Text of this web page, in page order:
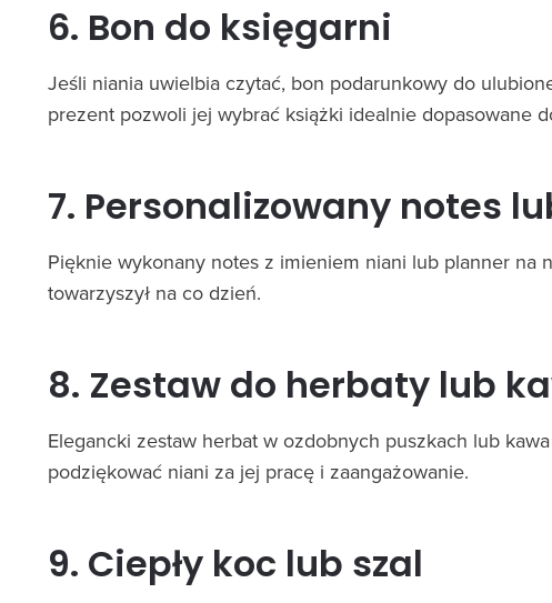
6. Bon do księgarni
Jeśli niania uwielbia czytać, bon podarunkowy do
prezent pozwoli jej wybrać książki idealnie dopasowane
7. Personalizowany notes
Pięknie wykonany notes z imieniem niani lub planner
towarzyszył na co dzień.
8. Zestaw do herbaty lub
Elegancki zestaw herbat w ozdobnych puszkach lub
podziękować niani za jej pracę i zaangażowanie.
9. Ciepły koc lub szal